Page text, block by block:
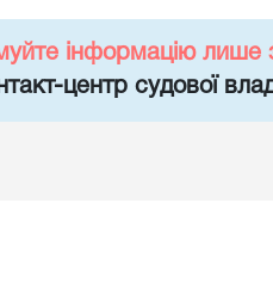
інформацію лише
центр судової